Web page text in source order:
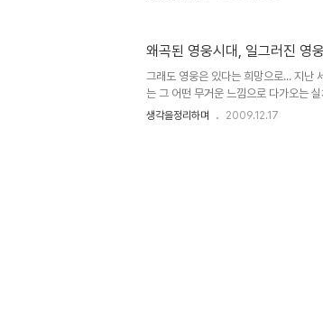
리지 않습니다. -물론 그들이 추앙하는
란 그 기나긴 처절한 저항의 역사에 있
왜곡된 영웅시대, 일그러진 영웅
그래도 영웅은 있다는 희망으로... 지난
는 그 어떤 무거운 느낌으로 다가오는
하여 세상을 구한다는 등의 신화같은 것
게 단정지을 수도 있겠지만, 도대체 그
생각을정리하며 2009.12.17